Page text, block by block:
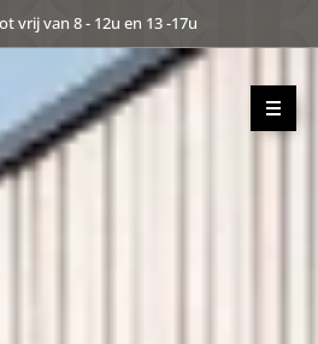
vrij van 8 - 12u en 13 -17u